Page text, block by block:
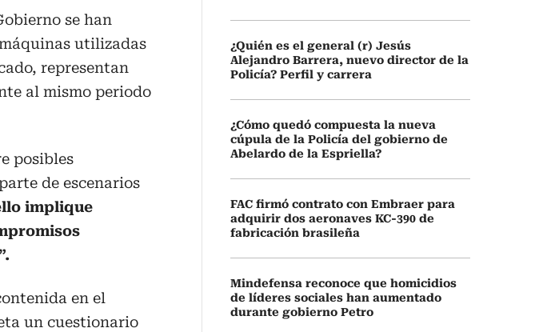
se han
utilizadas
representan
al mismo periodo
posibles
de escenarios
implique
en el
un cuestionario
¿Quién es el general (r) Jesús
Alejandro Barrera, nuevo director de la
Policía? Perfil y carrera
¿Cómo quedó compuesta la nueva
cúpula de la Policía del gobierno de
Abelardo de la Espriella?
FAC firmó contrato con Embraer para
adquirir dos aeronaves KC-390 de
fabricación brasileña
Mindefensa reconoce que homicidios
de líderes sociales han aumentado
durante gobierno Petro